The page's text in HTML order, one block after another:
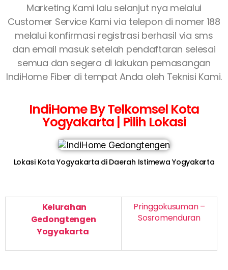
Marketing Kami lalu selanjut nya melalui
Customer Service Kami via telepon di nomer 188
melalui konfirmasi registrasi berhasil via sms
dan email masuk setelah pendaftaran selesai
semua dan segera di lakukan pemasangan
IndiHome Fiber di tempat Anda oleh Teknisi Kami.
IndiHome By Telkomsel Kota
Yogyakarta | Pilih Lokasi
Lokasi Kota Yogyakarta di Daerah Istimewa Yogyakarta
Kelurahan
Gedongtengen
Yogyakarta
Pringgokusuman –
Sosromenduran